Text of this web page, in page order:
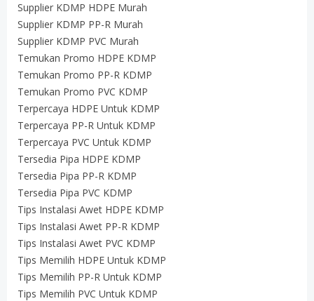
Supplier KDMP HDPE Murah
Supplier KDMP PP-R Murah
Supplier KDMP PVC Murah
Temukan Promo HDPE KDMP
Temukan Promo PP-R KDMP
Temukan Promo PVC KDMP
Terpercaya HDPE Untuk KDMP
Terpercaya PP-R Untuk KDMP
Terpercaya PVC Untuk KDMP
Tersedia Pipa HDPE KDMP
Tersedia Pipa PP-R KDMP
Tersedia Pipa PVC KDMP
Tips Instalasi Awet HDPE KDMP
Tips Instalasi Awet PP-R KDMP
Tips Instalasi Awet PVC KDMP
Tips Memilih HDPE Untuk KDMP
Tips Memilih PP-R Untuk KDMP
Tips Memilih PVC Untuk KDMP